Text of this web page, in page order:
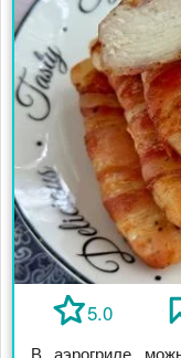
5.0
В аэрогриле